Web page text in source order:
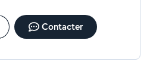
Contacter